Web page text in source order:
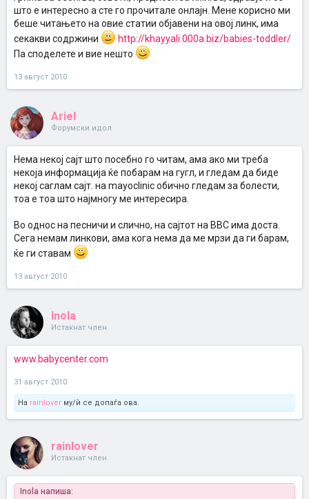
што е интересно а сте го прочитале онлајн. Мене корисно ми
беше читањето на овие статии објавени на овој линк, има
секакви содржини
http://khayyali.000a.biz/babies-toddler/
Па споделете и вие нешто
13 август 2010
Ariel
Форумски идол
Нема некој сајт што посебно го читам, ама ако ми треба
некоја информација ќе побарам на гугл, и гледам да биде
некој саглам сајт. на mayoclinic обично гледам за болести,
тоа е тоа што најмногу ме интересира.
Во однос на песничи и слично, на сајтот на BBC има доста.
Сега немам линкови, ама кога нема да ме мрзи да ги барам,
ќе ги ставам
13 август 2010
Inola
Истакнат член
www.babycenter.com
31 август 2010
На rainlover му/ѝ се допаѓа ова.
rainlover
Истакнат член
Inola напиша: